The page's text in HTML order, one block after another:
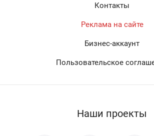
Контакты
Реклама на сайте
Бизнес-аккаунт
Пользовательское
Наши проекты